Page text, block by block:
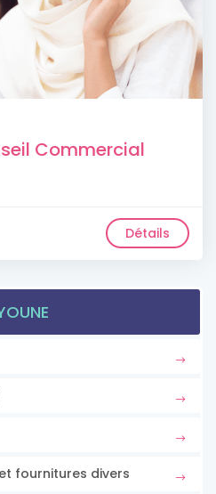
Commercial
Détails
fournitures divers